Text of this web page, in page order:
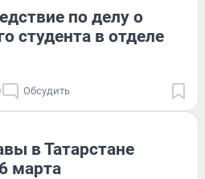
по делу о
студента в отделе
Обсудить
в Татарстане
марта